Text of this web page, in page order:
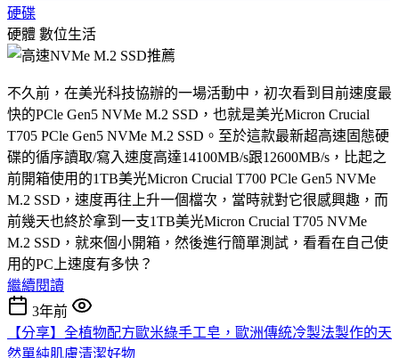
硬碟
硬體 數位生活
不久前，在美光科技協辦的一場活動中，初次看到目前速度最
快的PCle Gen5 NVMe M.2 SSD，也就是美光Micron Crucial
T705 PCle Gen5 NVMe M.2 SSD。至於這款最新超高速固態硬
碟的循序讀取/寫入速度高達14100MB/s跟12600MB/s，比起之
前開箱使用的1TB美光Micron Crucial T700 PCle Gen5 NVMe
M.2 SSD，速度再往上升一個檔次，當時就對它很感興趣，而
前幾天也終於拿到一支1TB美光Micron Crucial T705 NVMe
M.2 SSD，就來個小開箱，然後進行簡單測試，看看在自己使
用的PC上速度有多快？
繼續閱讀
3年前
【分享】全植物配方歐米綠手工皂，歐洲傳統冷製法製作的天
然單純肌膚清潔好物